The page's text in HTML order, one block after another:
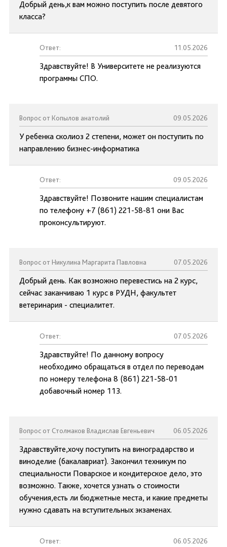
Добрый день,к вам можно поступить после девятого
класса?
Ответ: 11.05.2026
Здравствуйте! В Университете не реализуются
программы СПО.
Вопрос от Копылов анатолий 09.05.2026
У ребенка сколиоз 2 степени, может он поступить по
направлению бизнес-информатика
Ответ: 09.05.2026
Здравствуйте! Позвоните нашим специалистам
по телефону +7 (861) 221-58-81 они Вас
проконсультируют.
Вопрос от Никулина Маргарита Павловна 07.05.2026
Добрый день. Как возможно перевестись на 2 курс,
сейчас заканчиваю 1 курс в РУДН, факультет
ветеринария - специалитет.
Ответ: 07.05.2026
Здравствуйте! По данному вопросу
необходимо обращаться в отдел по переводам
по номеру телефона 8 (861) 221-58-01
добавочный номер 113.
Вопрос от Столмаков Владислав Евгеньевич 06.05.2026
Здравствуйте,хочу поступить на виноградарство и
виноделие (бакалавриат). Закончил техникум по
специальности Поварское и кондитерское дело, это
возможно. Также, хочется узнать о стоимости
обучения,есть ли бюджетные места, и какие предметы
нужно сдавать на вступительных экзаменах.
Ответ: 06.05.2026